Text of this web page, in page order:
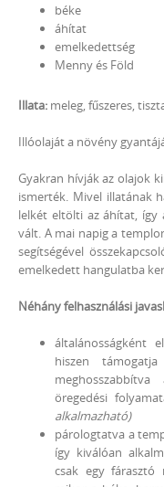
béke
áhítat
emelkedettség
Menny és Föld
Illata: meleg, fűszeres,
Illóolaját a növény
Gyakran hívják az olajok
ismerték. Mivel illatának
lelkét eltölti az áhítat, így
vált. A mai napig a
segítségével
emelkedett hangulatba
Néhány felhasználási
általánosságként
hiszen
öregedési
alkalmazható)
párologtatva a
így kiválóan
csak egy fárasztó